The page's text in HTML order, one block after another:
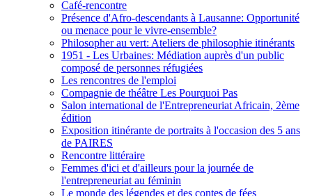
Café-rencontre
Présence d'Afro-descendants à Lausanne: Opportunité
ou menace pour le vivre-ensemble?
Philosopher au vert: Ateliers de philosophie itinérants
1951 - Les Urbaines: Médiation auprès d'un public
composé de personnes réfugiées
Les rencontres de l'emploi
Compagnie de théâtre Les Pourquoi Pas
Salon international de l'Entrepreneuriat Africain, 2ème
édition
Exposition itinérante de portraits à l'occasion des 5 ans
de PAIRES
Rencontre littéraire
Femmes d'ici et d'ailleurs pour la journée de
l'entrepreneuriat au féminin
Le monde des légendes et des contes de fées